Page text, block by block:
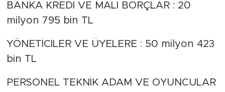
BANKA KREDİ VE MALİ BORÇLAR : 20
milyon 795 bin TL
YÖNETİCİLER VE ÜYELERE : 50 milyon 423
bin TL
PERSONEL TEKNİK ADAM VE OYUNCULAR